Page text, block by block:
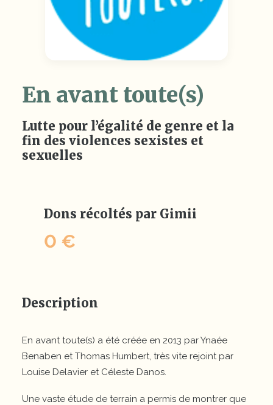
En avant toute(s)
Lutte pour l’égalité de genre et la
fin des violences sexistes et
sexuelles
Dons récoltés par Gimii
0 €
Description
En avant toute(s) a été créée en 2013 par Ynaée
Benaben et Thomas Humbert, très vite rejoint par
Louise Delavier et Céleste Danos.
Une vaste étude de terrain a permis de montrer que